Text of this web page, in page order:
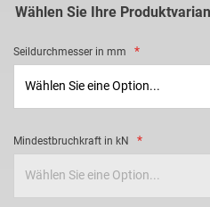
Wählen Sie Ihre
Seildurchmesser in mm
Mindestbruchkraft in kN